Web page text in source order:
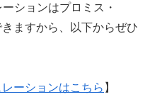
ションはプロミス・
ますから、以下からぜひ
ーションはこちら 】